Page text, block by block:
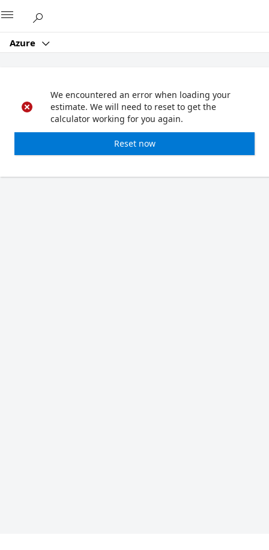
Azure
We encountered an error when loading your
estimate. We will need to reset to get the
calculator working for you again.
Reset now